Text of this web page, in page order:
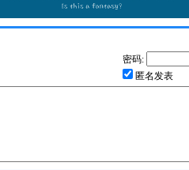
密码:
匿名发表